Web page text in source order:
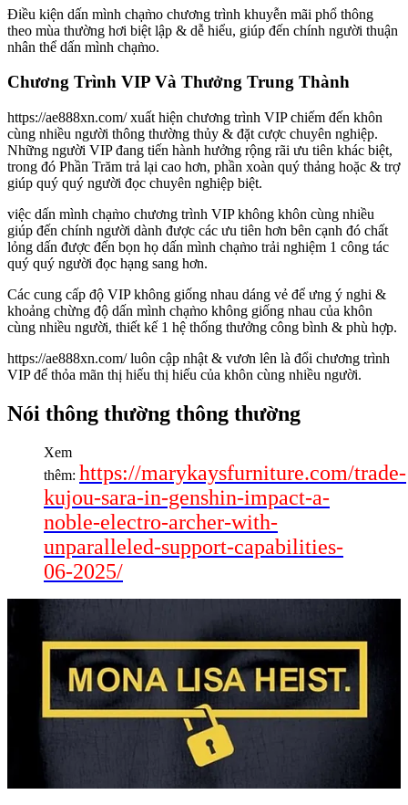
Điều kiện dấn mình chạm̀o chương trình khuyễn mãi phổ thông
theo mùa thường hơi biệt lập & dễ hiểu, giúp đến chính người thuận
nhân thể dấn mình chạm̀o.
Chương Trình VIP Và Thưởng Trung Thành
https://ae888xn.com/ xuất hiện chương trình VIP chiếm đến khôn
cùng nhiều người thông thường thủy & đặt cược chuyên nghiệp.
Những người VIP đang tiến hành hưởng rộng rãi ưu tiên khác biệt,
trong đó Phần Trăm trả lại cao hơn, phần xoàn quý thảng hoặc & trợ
giúp quý quý người đọc chuyên nghiệp biệt.
việc dấn mình chạm̀o chương trình VIP không khôn cùng nhiều
giúp đến chính người dành được các ưu tiên hơn bên cạnh đó chất
lỏng dấn được đến bọn họ dấn mình chạm̀o trải nghiệm 1 công tác
quý quý người đọc hạng sang hơn.
Các cung cấp độ VIP không giống nhau dáng vẻ để ưng ý nghi &
khoảng chừng độ dấn mình chạm̀o không giống nhau của khôn
cùng nhiều người, thiết kế 1 hệ thống thưởng công bình & phù hợp.
https://ae888xn.com/ luôn cập nhật & vươn lên là đổi chương trình
VIP để thỏa mãn thị hiếu thị hiếu của khôn cùng nhiều người.
Nói thông thường thông thường
Xem
thêm: https://marykaysfurniture.com/trade-
kujou-sara-in-genshin-impact-a-
noble-electro-archer-with-
unparalleled-support-capabilities-
06-2025/